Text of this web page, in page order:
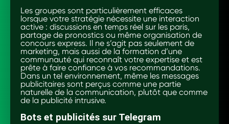
Les groupes sont particulièrement efficaces
lorsque votre stratégie nécessite une interaction
active : discussions en temps réel sur les paris,
partage de pronostics ou même organisation de
concours express. Il ne s’agit pas seulement de
marketing, mais aussi de la formation d’une
communauté qui reconnaît votre expertise et est
prête à faire confiance à vos recommandations.
Dans un tel environnement, même les messages
publicitaires sont perçus comme une partie
naturelle de la communication, plutôt que comme
de la publicité intrusive.
Bots et publicités sur Telegram